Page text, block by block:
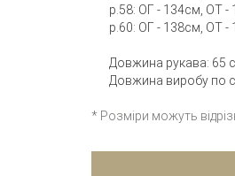
р.58: ОГ - 134см, ОТ
р.60: ОГ - 138см, ОТ
Довжина рукава: 65
Довжина виробу по
* Розміри можуть